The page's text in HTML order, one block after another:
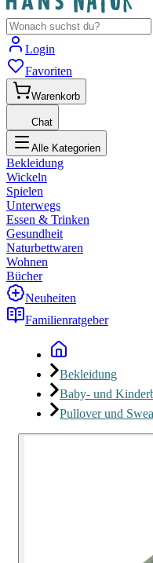
Login
Favoriten
Warenkorb
Chat
Alle Kategorien
Bekleidung
Wickeln
Spielen
Unterwegs
Essen & Trinken
Gesundheit
Naturbettwaren
Wohnen
Bücher
Neuheiten
Familienratgeber
Bekleidung
Baby- und
Pullover und